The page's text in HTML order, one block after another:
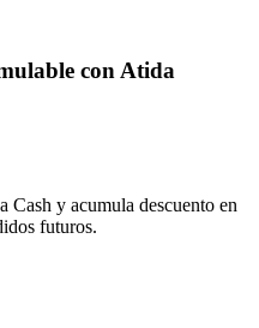
con Atida
Cash y acumula descuento en
futuros.